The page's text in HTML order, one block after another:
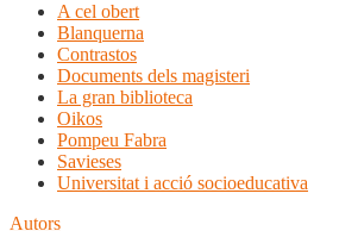
A cel obert
Blanquerna
Contrastos
Documents dels magisteri
La gran biblioteca
Oikos
Pompeu Fabra
Savieses
Universitat i acció socioeducativa
Autors